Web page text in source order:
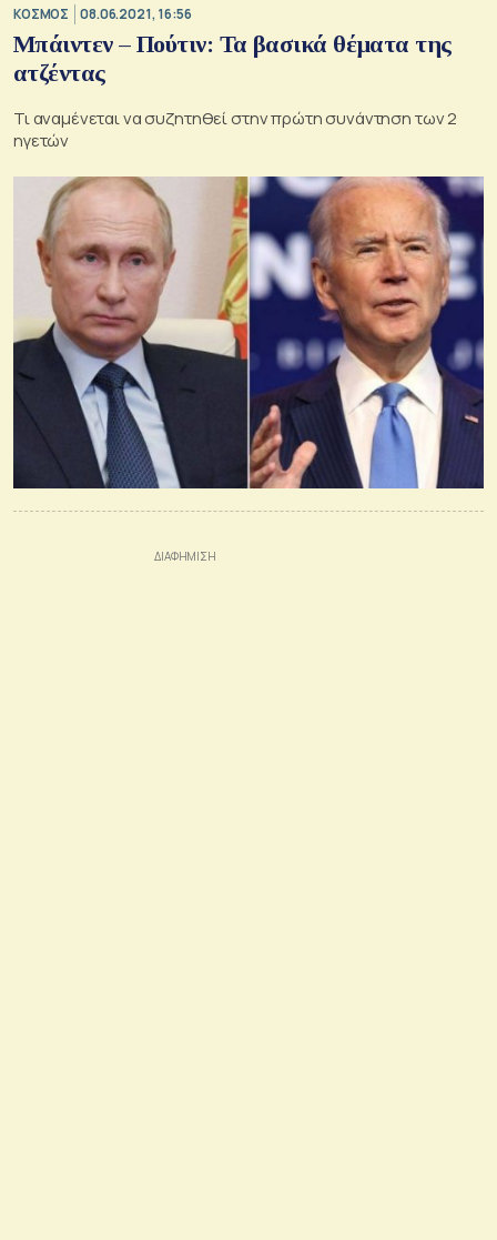
ΚΟΣΜΟΣ 08.06.2021, 16:56
Μπάιντεν – Πούτιν: Τα βασικά θέματα της
ατζέντας
Τι αναμένεται να συζητηθεί στην πρώτη συνάντηση των 2
ηγετών